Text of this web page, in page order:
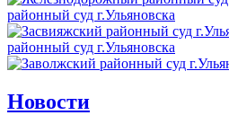
районный суд г.Ульяновска
районный суд г.Ульяновска
Новости